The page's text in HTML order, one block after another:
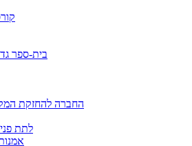
בית-ספר
החברה להחזקת
לתת